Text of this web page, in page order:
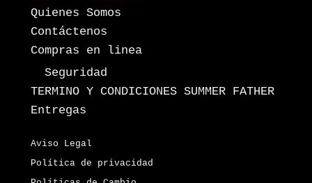
Quienes Somos
Contáctenos
Compras en linea
Seguridad
TERMINO Y CONDICIONES SUMMER FATHER
Entregas
Aviso Legal
Política de privacidad